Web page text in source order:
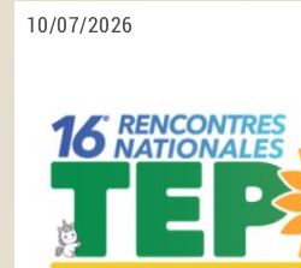
10/07/2026